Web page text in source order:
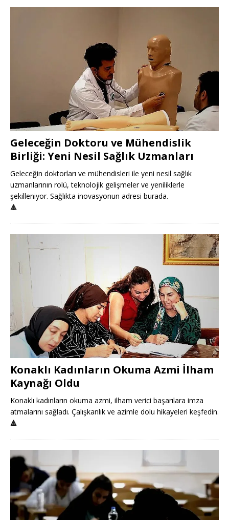
Geleceğin Doktoru ve Mühendislik
Birliği: Yeni Nesil Sağlık Uzmanları
Geleceğin doktorları ve mühendisleri ile yeni nesil sağlık
uzmanlarının rolü, teknolojik gelişmeler ve yeniliklerle
şekilleniyor. Sağlıkta inovasyonun adresi burada.
🔺
Konaklı Kadınların Okuma Azmi İlham
Kaynağı Oldu
Konaklı kadınların okuma azmi, ilham verici başarılara imza
atmalarını sağladı. Çalışkanlık ve azimle dolu hikayeleri keşfedin.
🔺